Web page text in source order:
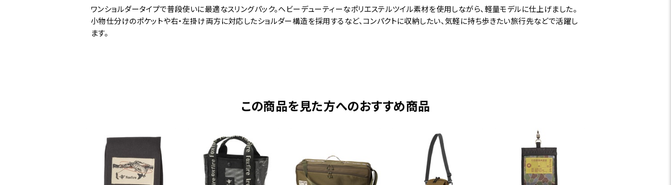
ワンショルダータイプで普段使いに最適なスリングパック。ヘビーデューティーなポリエステルツイル素材を使用しながら、軽量モデルに仕上げました。
小物仕分けのポケットや右・左掛け両方に対応したショルダー構造を採用するなど、コンパクトに収納したい、気軽に持ち歩きたい旅行先などで活躍し
ます。
この商品を見た方へのおすすめ商品